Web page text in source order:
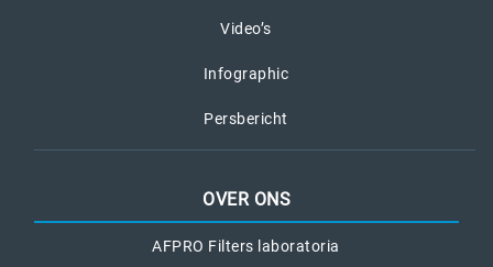
Video’s
Infographic
Persbericht
OVER ONS
AFPRO Filters laboratoria